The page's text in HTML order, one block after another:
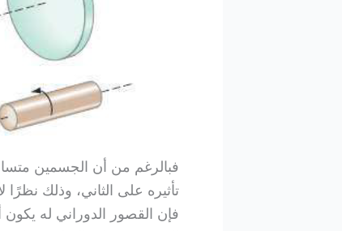
فبالرغم من أن الجسمين
تأثيره على الثاني، وذلك
فإن القصور الدوراني له يكون